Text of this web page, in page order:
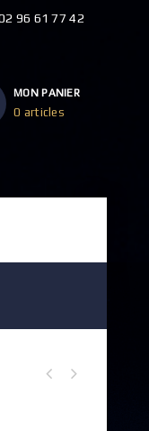
96 61 77 42
MON PANIER
0 articles